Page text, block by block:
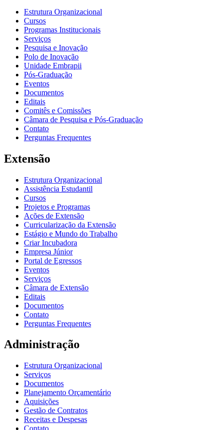
Estrutura Organizacional
Cursos
Programas Institucionais
Serviços
Pesquisa e Inovação
Polo de Inovação
Unidade Embrapii
Pós-Graduação
Eventos
Documentos
Editais
Comitês e Comissões
Câmara de Pesquisa e Pós-Graduação
Contato
Perguntas Frequentes
Extensão
Estrutura Organizacional
Assistência Estudantil
Cursos
Projetos e Programas
Ações de Extensão
Curricularização da Extensão
Estágio e Mundo do Trabalho
Criar Incubadora
Empresa Júnior
Portal de Egressos
Eventos
Serviços
Câmara de Extensão
Editais
Documentos
Contato
Perguntas Frequentes
Administração
Estrutura Organizacional
Serviços
Documentos
Planejamento Orçamentário
Aquisições
Gestão de Contratos
Receitas e Despesas